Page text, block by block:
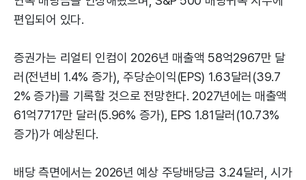
편입되어 있다.
증권가는 리얼티 인컴이 2026년 매출액 58억2967만 달
러(전년비 1.4% 증가), 주당순이익(EPS) 1.63달러(39.7
2% 증가)를 기록할 것으로 전망한다. 2027년에는 매출액
61억7717만 달러(5.96% 증가), EPS 1.81달러(10.73%
증가)가 예상된다.
배당 측면에서는 2026년 예상 주당배당금 3.24달러, 시가